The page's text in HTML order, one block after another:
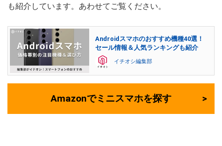
も紹介しています。あわせてご覧ください。
Androidスマホのおすすめ機種40選！
セール情報＆人気ランキングも紹介
イチオシ編集部
Amazonでミニスマホを探す